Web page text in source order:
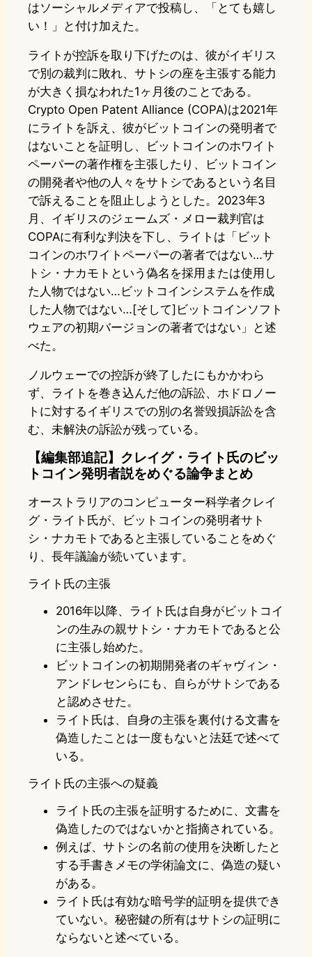
はソーシャルメディアで投稿し、「とても嬉し
い！」と付け加えた。
ライトが控訴を取り下げたのは、彼がイギリス
で別の裁判に敗れ、サトシの座を主張する能力
が大きく損なわれた1ヶ月後のことである。
Crypto Open Patent Alliance (COPA)は2021年
にライトを訴え、彼がビットコインの発明者で
はないことを証明し、ビットコインのホワイト
ペーパーの著作権を主張したり、ビットコイン
の開発者や他の人々をサトシであるという名目
で訴えることを阻止しようとした。2023年3
月、イギリスのジェームズ・メロー裁判官は
COPAに有利な判決を下し、ライトは「ビット
コインのホワイトペーパーの著者ではない…サ
トシ・ナカモトという偽名を採用または使用し
た人物ではない…ビットコインシステムを作成
した人物ではない…[そして]ビットコインソフト
ウェアの初期バージョンの著者ではない」と述
べた。
ノルウェーでの控訴が終了したにもかかわら
ず、ライトを巻き込んだ他の訴訟、ホドロノー
トに対するイギリスでの別の名誉毀損訴訟を含
む、未解決の訴訟が残っている。
【編集部追記】クレイグ・ライト氏のビッ
トコイン発明者説をめぐる論争まとめ
オーストラリアのコンピューター科学者クレイ
グ・ライト氏が、ビットコインの発明者サト
シ・ナカモトであると主張していることをめぐ
り、長年議論が続いています。
ライト氏の主張
2016年以降、ライト氏は自身がビットコイ
ンの生みの親サトシ・ナカモトであると公
に主張し始めた。
ビットコインの初期開発者のギャヴィン・
アンドレセンらにも、自らがサトシである
と認めさせた。
ライト氏は、自身の主張を裏付ける文書を
偽造したことは一度もないと法廷で述べて
いる。
ライト氏の主張への疑義
ライト氏の主張を証明するために、文書を
偽造したのではないかと指摘されている。
例えば、サトシの名前の使用を決断したと
する手書きメモの学術論文に、偽造の疑い
がある。
ライト氏は有効な暗号学的証明を提供でき
ていない。秘密鍵の所有はサトシの証明に
ならないと述べている。